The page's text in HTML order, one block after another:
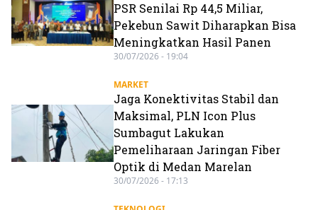
PSR Senilai Rp 44,5 Miliar,
Pekebun Sawit Diharapkan Bisa
Meningkatkan Hasil Panen
30/07/2026 - 19:04
MARKET
Jaga Konektivitas Stabil dan
Maksimal, PLN Icon Plus
Sumbagut Lakukan
Pemeliharaan Jaringan Fiber
Optik di Medan Marelan
30/07/2026 - 17:13